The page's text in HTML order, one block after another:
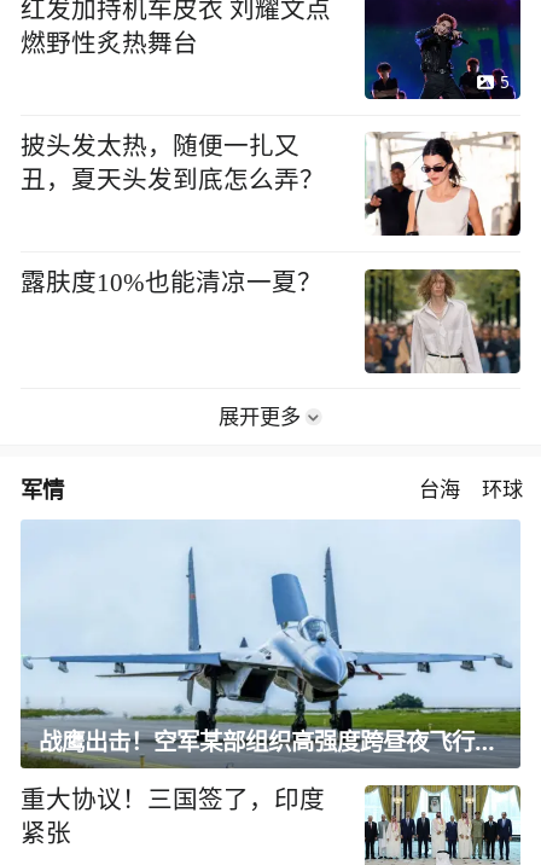
红发加持机车皮衣 刘耀文点
燃野性炙热舞台
5
披头发太热，随便一扎又
丑，夏天头发到底怎么弄？
露肤度10%也能清凉一夏？
展开更多
军情 台海 环球
战鹰出击！空军某部组织高强度跨昼夜飞行训练
重大协议！三国签了，印度
紧张